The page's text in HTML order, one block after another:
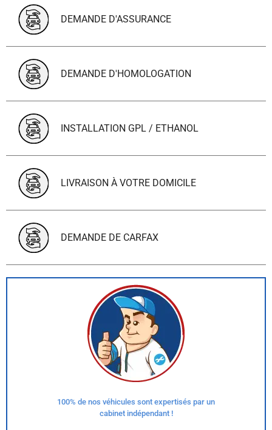
DEMANDE D'ASSURANCE
DEMANDE D'HOMOLOGATION
INSTALLATION GPL / ETHANOL
LIVRAISON À VOTRE DOMICILE
DEMANDE DE CARFAX
100% de nos véhicules sont expertisés par un
cabinet indépendant !